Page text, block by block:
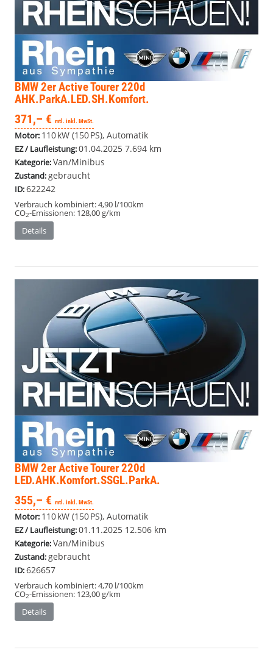
BMW 2er Active Tourer220d
AHK.ParkA.LED.SH.Komfort.
371,– € mtl. inkl. MwSt.
Motor: 110 kW (150 PS), Automatik
EZ / Laufleistung:01.04.2025 7.694 km
Kategorie:Van/Minibus
Zustand: gebraucht
ID:622242
Verbrauch kombiniert:4,90 l/100km
CO2-Emissionen: 128,00 g/km
Details
BMW 2er Active Tourer220d
LED.AHK.Komfort.SSGL.ParkA.
355,– € mtl. inkl. MwSt.
Motor: 110 kW (150 PS), Automatik
EZ / Laufleistung:01.11.2025 12.506 km
Kategorie:Van/Minibus
Zustand: gebraucht
ID:626657
Verbrauch kombiniert:4,70 l/100km
CO2-Emissionen: 123,00 g/km
Details